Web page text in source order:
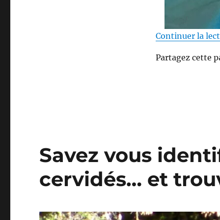
Continuer la
Partagez cette
Savez vous
cervidés… et